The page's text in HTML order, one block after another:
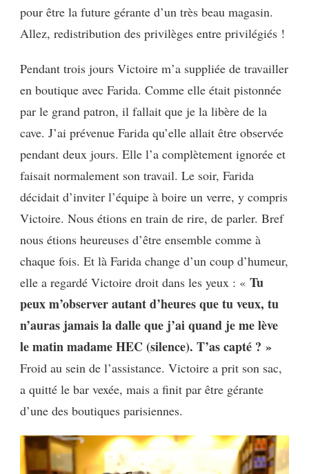
pour être la future gérante d’un très beau magasin.
Allez, redistribution des privilèges entre privilégiés !
Pendant trois jours Victoire m’a suppliée de travailler
en boutique avec Farida. Comme elle était pistonnée
par le grand patron, il fallait que je la libère de la
cave. J’ai prévenue Farida qu’elle allait être observée
pendant deux jours. Elle l’a complètement ignorée et
faisait normalement son travail. Le soir, Farida
décidait d’inviter l’équipe à boire un verre, y compris
Victoire. Nous étions en train de rire, de parler. Bref
nous étions heureuses d’être ensemble comme à
chaque fois. Et là Farida change d’un coup d’humeur,
elle a regardé Victoire droit dans les yeux : « Tu
peux m’observer autant d’heures que tu veux, tu
n’auras jamais la dalle que j’ai quand je me lève
le matin madame HEC (silence). T’as capté ? »
Froid au sein de l’assistance. Victoire a prit son sac,
a quitté le bar vexée, mais a finit par être gérante
d’une des boutiques parisiennes.